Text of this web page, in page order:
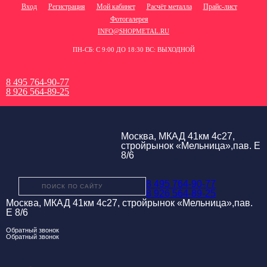
Вход Регистрация Мой кабинет Расчёт металла
Прайс-лист
Фотогалерея
INFO@SHOPMETAL.RU
ПН-СБ: С 9:00 ДО 18:30 ВС: ВЫХОДНОЙ
8 495 764-90-77
8 926 564-89-25
Москва, МКАД 41км 4с27,
стройрынок «Мельница»,пав. Е
8/6
8 495 764-90-77
8 926 564-89-25
Москва, МКАД 41км 4с27, стройрынок «Мельница»,пав.
Е 8/6
Обратный звонок
Обратный звонок